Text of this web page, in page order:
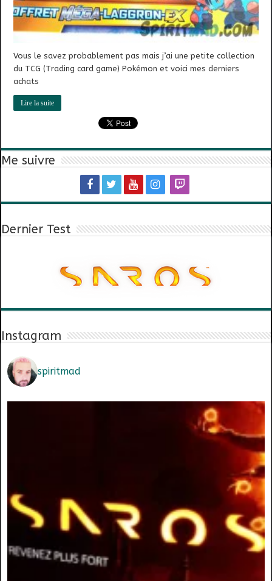
Vous le savez probablement pas mais j’ai une petite collection
du TCG (Trading card game) Pokémon et voici mes derniers
achats
Lire la suite
Me suivre
Dernier Test
Instagram
spiritmad